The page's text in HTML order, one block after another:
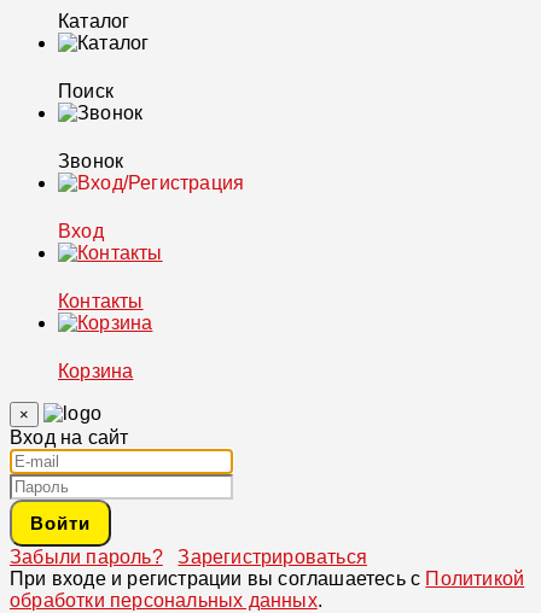
Каталог
Поиск
Звонок
Вход
Контакты
Корзина
×
Вход на сайт
Войти
Забыли пароль?
Зарегистрироваться
При входе и регистрации вы соглашаетесь с Политикой
обработки персональных данных.